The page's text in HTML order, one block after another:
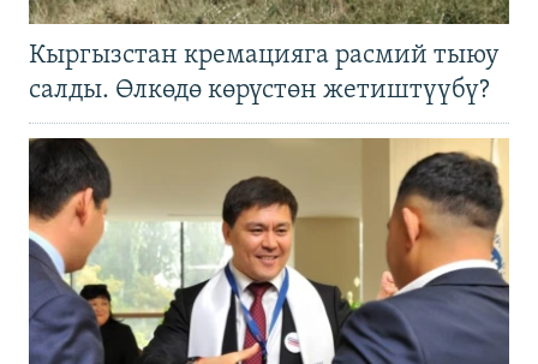
Кыргызстан кремацияга расмий тыюу
салды. Өлкөдө көрүстөн жетиштүүбү?